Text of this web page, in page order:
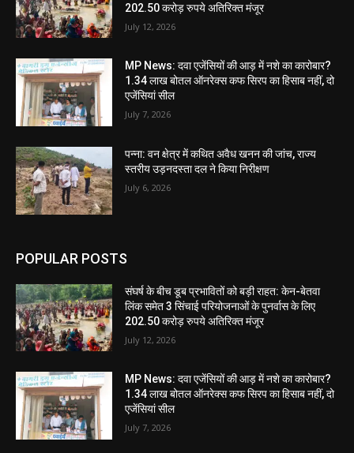
202.50 करोड़ रुपये अतिरिक्त मंजूर
July 12, 2026
MP News: दवा एजेंसियों की आड़ में नशे का कारोबार?
1.34 लाख बोतल ऑनरेक्स कफ सिरप का हिसाब नहीं, दो
एजेंसियां सील
July 7, 2026
पन्ना: वन क्षेत्र में कथित अवैध खनन की जांच, राज्य
स्तरीय उड़नदस्ता दल ने किया निरीक्षण
July 6, 2026
POPULAR POSTS
संघर्ष के बीच डूब प्रभावितों को बड़ी राहत: केन-बेतवा
लिंक समेत 3 सिंचाई परियोजनाओं के पुनर्वास के लिए
202.50 करोड़ रुपये अतिरिक्त मंजूर
July 12, 2026
MP News: दवा एजेंसियों की आड़ में नशे का कारोबार?
1.34 लाख बोतल ऑनरेक्स कफ सिरप का हिसाब नहीं, दो
एजेंसियां सील
July 7, 2026